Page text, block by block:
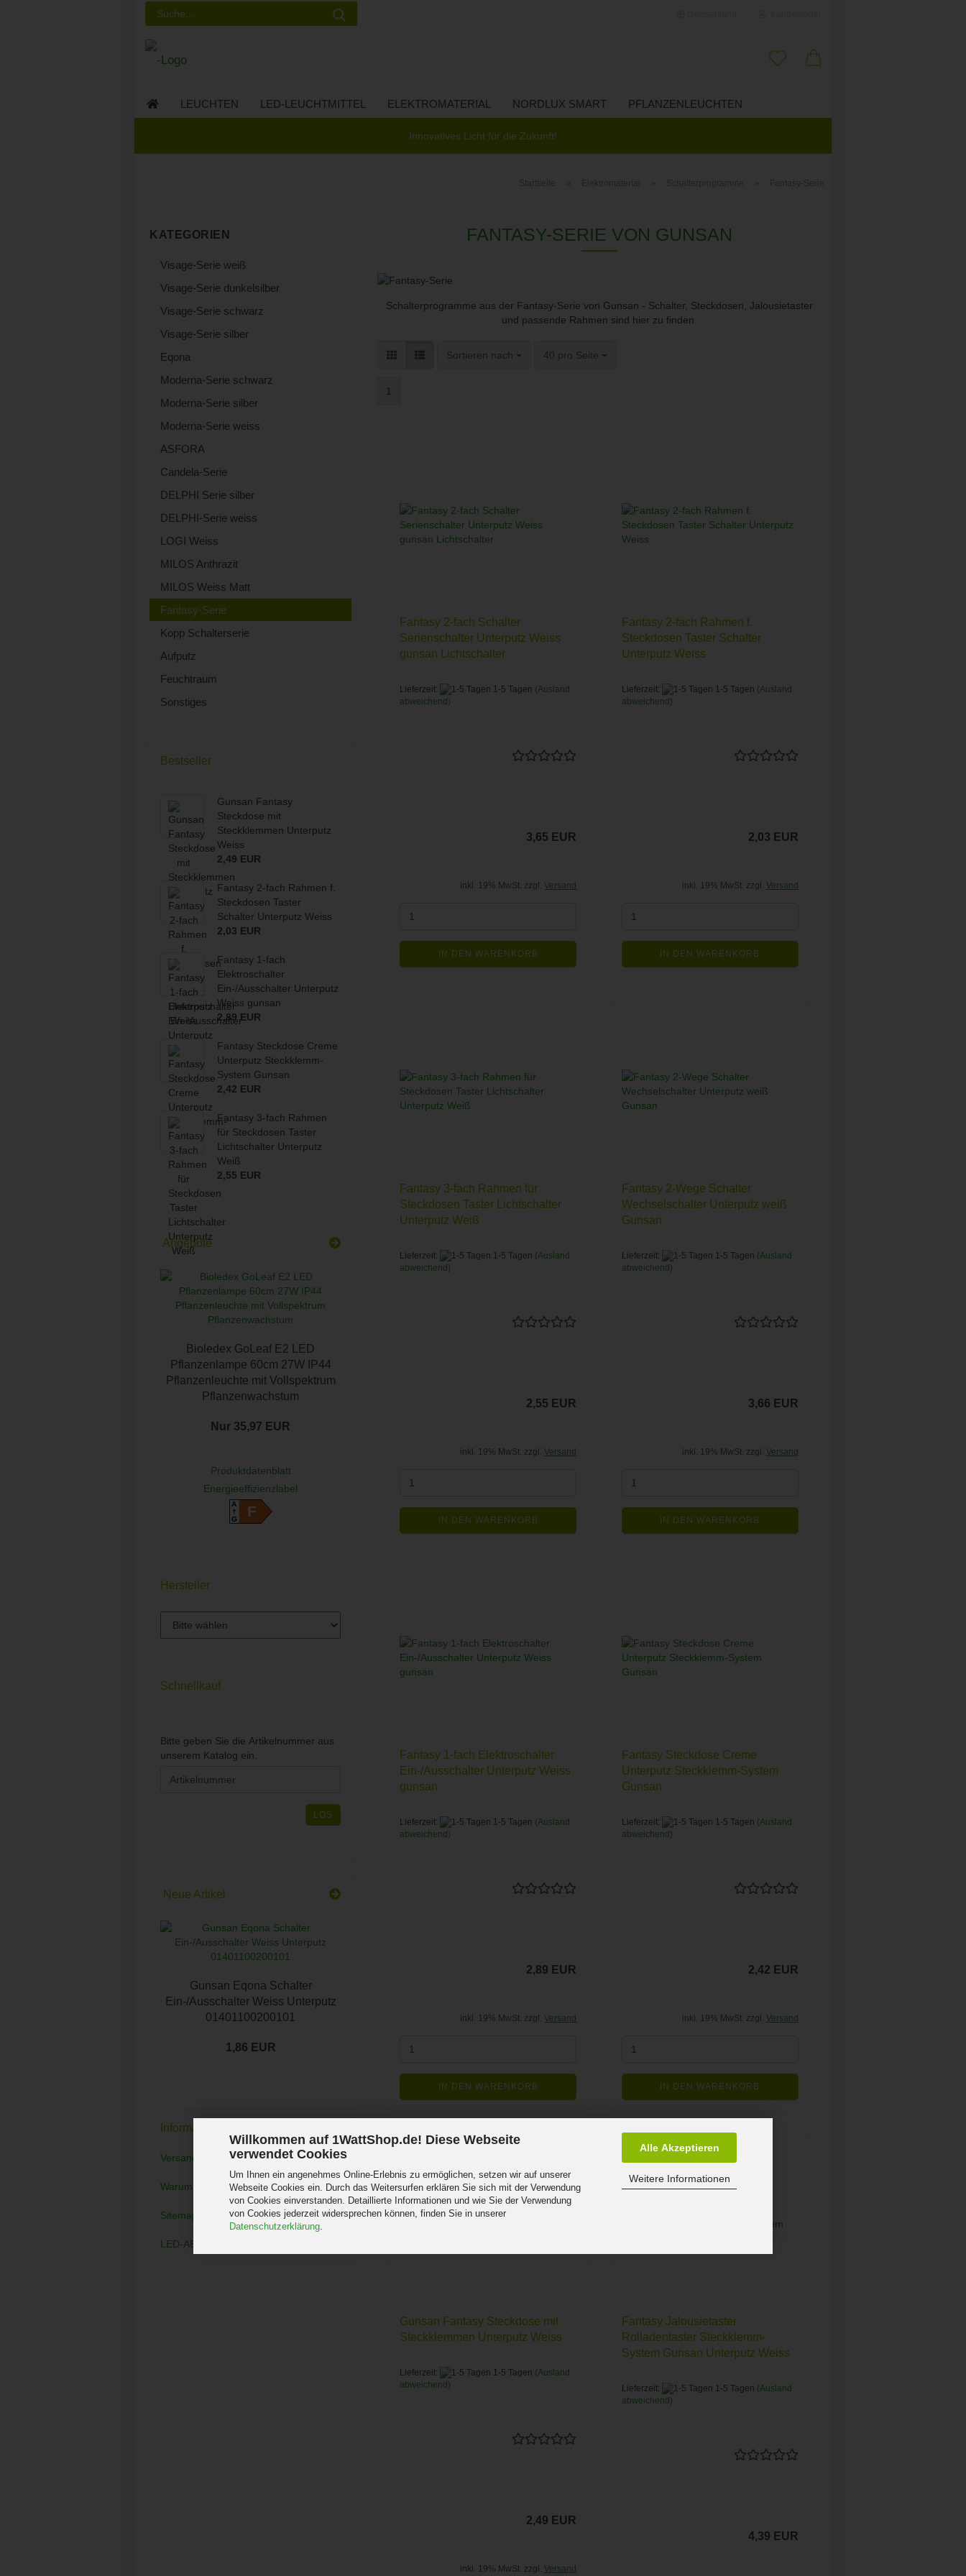
Willkommen auf 1WattShop.de! Diese Webseite
verwendet Cookies
Um Ihnen ein angenehmes Online-Erlebnis zu ermöglichen, setzen wir auf unserer
Webseite Cookies ein. Durch das Weitersurfen erklären Sie sich mit der Verwendung
von Cookies einverstanden. Detaillierte Informationen und wie Sie der Verwendung
von Cookies jederzeit widersprechen können, finden Sie in unserer
Datenschutzerklärung.
Alle Akzeptieren
Weitere Informationen
Passwort vergessen?
Innovatives Licht für die Zukunft!
LEUCHTEN LED-LEUCHTMITTEL ELEKTROMATERIAL NORDLUX SMART PFLANZENLEUCHTEN
FANTASY-SERIE VON GUNSAN
Schalterprogramme aus der Fantasy-Serie von Gunsan - Schalter, Steckdosen, Jalousietaster
und passende Rahmen sind hier zu finden.
Sortieren nach
Sortieren nach 40 pro Seite
pro Seite
1
Fantasy 2-fach Schalter
Serienschalter Unterputz Weiss
gunsan Lichtschalter
Lieferzeit: 1-5 Tagen (Ausland
abweichend)
3,65 EUR
inkl. 19% MwSt. zzgl.Versand
IN DEN WARENKORB
Fantasy 2-fach Rahmen f.
Steckdosen Taster Schalter
Unterputz Weiss
Lieferzeit: 1-5 Tagen (Ausland
abweichend)
2,03 EUR
inkl. 19% MwSt. zzgl. Versand
IN DEN WARENKORB
Fantasy 3-fach Rahmen für
Steckdosen Taster Lichtschalter
Unterputz Weiß
Lieferzeit: 1-5 Tagen (Ausland
abweichend)
2,55 EUR
inkl. 19% MwSt. zzgl.Versand
IN DEN WARENKORB
Fantasy 2-Wege Schalter
Wechselschalter Unterputz weiß
Gunsan
Lieferzeit: 1-5 Tagen (Ausland
abweichend)
3,66 EUR
inkl. 19% MwSt. zzgl. Versand
IN DEN WARENKORB
Fantasy 1-fach Elektroschalter
Ein-/Ausschalter Unterputz Weiss
gunsan
Lieferzeit: 1-5 Tagen (Ausland
abweichend)
2,89 EUR
inkl. 19% MwSt. zzgl.Versand
IN DEN WARENKORB
Fantasy Steckdose Creme
Unterputz Steckklemm-System
Gunsan
Lieferzeit: 1-5 Tagen (Ausland
abweichend)
2,42 EUR
inkl. 19% MwSt. zzgl. Versand
IN DEN WARENKORB
Gunsan Fantasy Steckdose mit
Steckklemmen Unterputz Weiss
Lieferzeit: 1-5 Tagen (Ausland
abweichend)
2,49 EUR
inkl. 19% MwSt. zzgl.Versand
Fantasy Jalousietaster
Rolladentaster Steckklemm-
System Gunsan Unterputz Weiss
Lieferzeit: 1-5 Tagen (Ausland
abweichend)
4,39 EUR
KATEGORIEN
Visage-Serie weiß
Visage-Serie dunkelsilber
Visage-Serie schwarz
Visage-Serie silber
Eqona
Moderna-Serie schwarz
Moderna-Serie silber
Moderna-Serie weiss
ASFORA
Candela-Serie
DELPHI Serie silber
DELPHI-Serie weiss
LOGI Weiss
MILOS Anthrazit
MILOS Weiss Matt
Fantasy-Serie
Kopp Schalterserie
Aufputz
Feuchtraum
Sonstiges
Bestseller
Gunsan Fantasy
Steckdose mit
Steckklemmen Unterputz
Weiss
2,49 EUR
Fantasy 2-fach Rahmen f.
Steckdosen Taster
Schalter Unterputz Weiss
2,03 EUR
Fantasy 1-fach
Elektroschalter
Ein-/Ausschalter Unterputz
Weiss gunsan
2,89 EUR
Fantasy Steckdose Creme
Unterputz Steckklemm-
System Gunsan
2,42 EUR
Fantasy 3-fach Rahmen
für Steckdosen Taster
Lichtschalter Unterputz
Weiß
2,55 EUR
Angebote
Bioledex GoLeaf E2 LED
Pflanzenlampe 60cm 27W IP44
Pflanzenleuchte mit Vollspektrum
Pflanzenwachstum
Nur 35,97 EUR
Produktdatenblatt
Energieeffizienzlabel
A
GF
Hersteller
Schnellkauf
BITTE
GEBEN
DIE
Bitte geben Sie die Artikelnummer aus
unserem Katalog ein.
LOS
Neue Artikel
Gunsan Eqona Schalter
Ein-/Ausschalter Weiss Unterputz
01401100200101
1,86 EUR
Informationen
Versand- und Zahlungsbedingungen
Warum LED
Sitemap
LED-ABC